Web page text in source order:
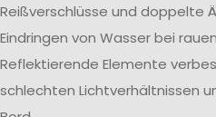
Reißverschlüsse und doppelte
Eindringen von Wasser bei
Reflektierende Elemente
schlechten Lichtverhältnissen